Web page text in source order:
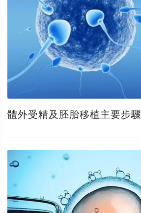
體外受精及胚胎移植主要步驟